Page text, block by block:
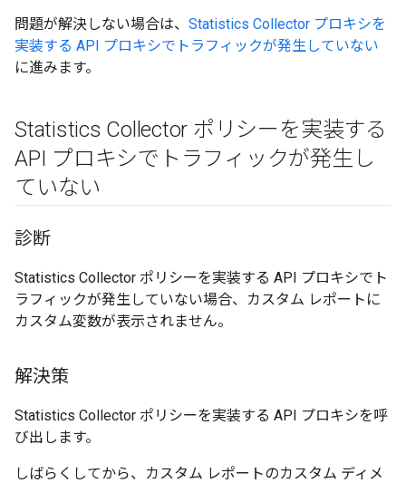
問題が解決しない場合は、 Statistics Collector プロキシを
実装する API プロキシでトラフィックが発生していない
に進みます。
Statistics Collector ポリシーを実装する
API プロキシでトラフィックが発生し
ていない
診断
Statistics Collector ポリシーを実装する API プロキシでト
ラフィックが発生していない場合、カスタム レポートに
カスタム変数が表示されません。
解決策
Statistics Collector ポリシーを実装する API プロキシを呼
び出します。
しばらくしてから、カスタム レポートのカスタム ディメ